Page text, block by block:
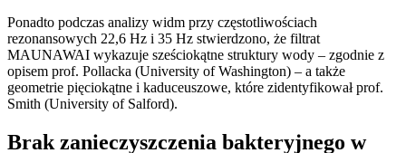
Ponadto podczas analizy widm przy częstotliwościach
rezonansowych 22,6 Hz i 35 Hz stwierdzono, że filtrat
MAUNAWAI wykazuje sześciokątne struktury wody – zgodnie z
opisem prof. Pollacka (University of Washington) – a także
geometrie pięciokątne i kaduceuszowe, które zidentyfikował prof.
Smith (University of Salford).
Brak zanieczyszczenia bakteryjnego w